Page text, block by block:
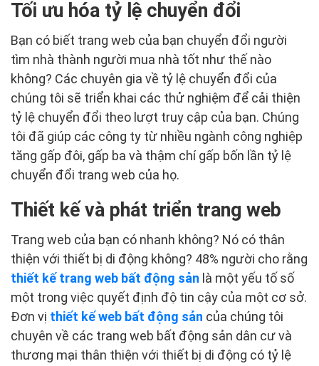
Tối ưu hóa tỷ lệ chuyển đổi
Bạn có biết trang web của bạn chuyển đổi người
tìm nhà thành người mua nhà tốt như thế nào
không? Các chuyên gia về tỷ lệ chuyển đổi của
chúng tôi sẽ triển khai các thử nghiệm để cải thiện
tỷ lệ chuyển đổi theo lượt truy cập của bạn. Chúng
tôi đã giúp các công ty từ nhiều ngành công nghiệp
tăng gấp đôi, gấp ba và thậm chí gấp bốn lần tỷ lệ
chuyển đổi trang web của họ.
Thiết kế và phát triển trang web
Trang web của bạn có nhanh không? Nó có thân
thiện với thiết bị di động không? 48% người cho rằng
thiết kế trang web bất động sản là một yếu tố số
một trong việc quyết định độ tin cậy của một cơ sở.
Đơn vị thiết kế web bất động sản của chúng tôi
chuyên về các trang web bất động sản dân cư và
thương mại thân thiện với thiết bị di động có tỷ lệ